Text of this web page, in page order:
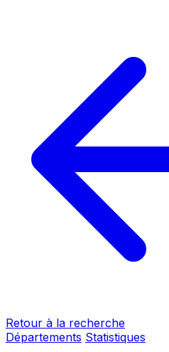
Retour à la recherche
Départements Statistiques